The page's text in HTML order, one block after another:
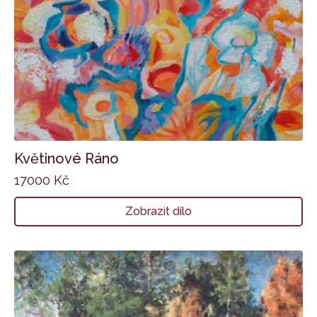
Květinové Ráno
17000 Kč
Zobrazit dílo